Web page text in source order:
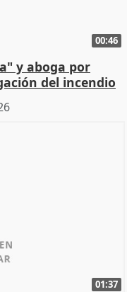
00:46
y aboga por
del incendio
01:37